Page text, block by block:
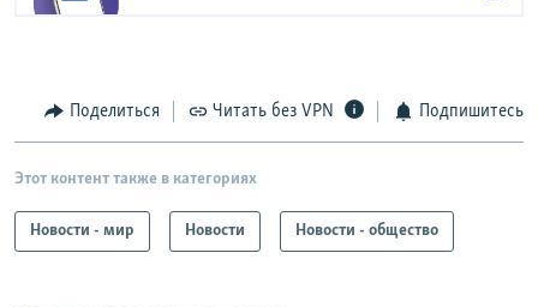
Поделиться Читать без VPN Подпишитесь
Этот контент также в категориях
Новости - мир Новости Новости - общество